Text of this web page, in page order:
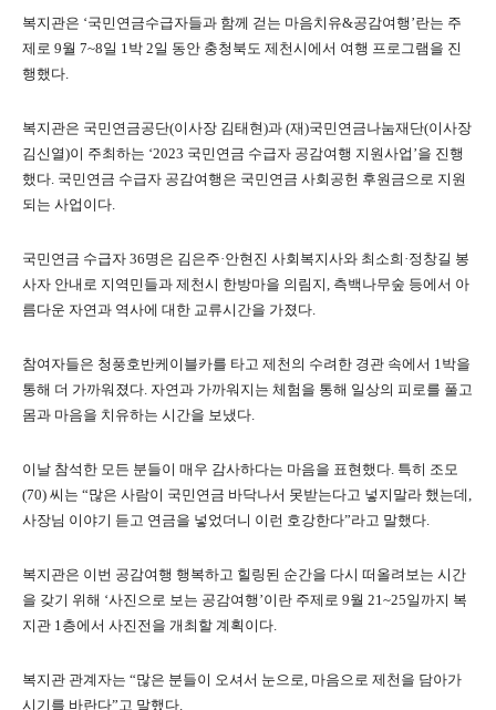
복지관은 ‘국민연금수급자들과 함께 걷는 마음치유&공감여행’란는 주
제로 9월 7~8일 1박 2일 동안 충청북도 제천시에서 여행 프로그램을 진
행했다.
복지관은 국민연금공단(이사장 김태현)과 (재)국민연금나눔재단(이사장
김신열)이 주최하는 ‘2023 국민연금 수급자 공감여행 지원사업’을 진행
했다. 국민연금 수급자 공감여행은 국민연금 사회공헌 후원금으로 지원
되는 사업이다.
국민연금 수급자 36명은 김은주·안현진 사회복지사와 최소희·정창길 봉
사자 안내로 지역민들과 제천시 한방마을 의림지, 측백나무숲 등에서 아
름다운 자연과 역사에 대한 교류시간을 가졌다.
참여자들은 청풍호반케이블카를 타고 제천의 수려한 경관 속에서 1박을
통해 더 가까워졌다. 자연과 가까워지는 체험을 통해 일상의 피로를 풀고
몸과 마음을 치유하는 시간을 보냈다.
이날 참석한 모든 분들이 매우 감사하다는 마음을 표현했다. 특히 조모
(70) 씨는 “많은 사람이 국민연금 바닥나서 못받는다고 넣지말라 했는데,
사장님 이야기 듣고 연금을 넣었더니 이런 호강한다”라고 말했다.
복지관은 이번 공감여행 행복하고 힐링된 순간을 다시 떠올려보는 시간
을 갖기 위해 ‘사진으로 보는 공감여행’이란 주제로 9월 21~25일까지 복
지관 1층에서 사진전을 개최할 계획이다.
복지관 관계자는 “많은 분들이 오셔서 눈으로, 마음으로 제천을 담아가
시기를 바란다”고 말했다.